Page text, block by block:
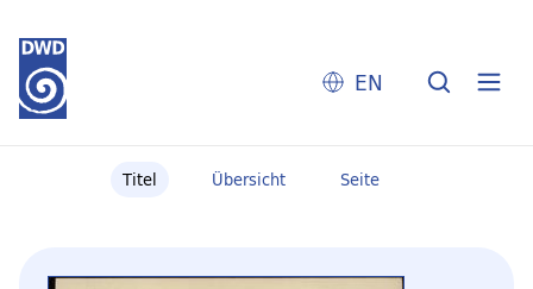
EN
Titel Übersicht Seite